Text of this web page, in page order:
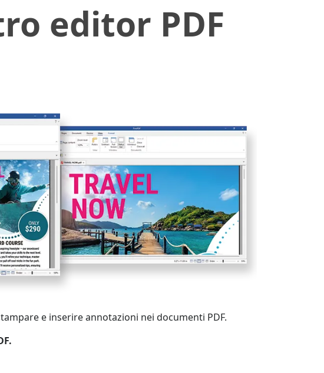
editor PDF
e inserire annotazioni nei documenti PDF.